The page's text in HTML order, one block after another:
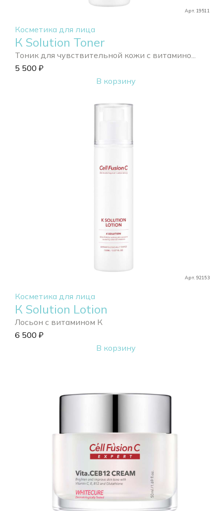
Арт. 19511
Косметика для лица
К Solution Toner
Тоник для чувствительной кожи с витамино...
5 500 ₽
В корзину
Арт. 92153
Косметика для лица
К Solution Lotion
Лосьон с витамином К
6 500 ₽
В корзину